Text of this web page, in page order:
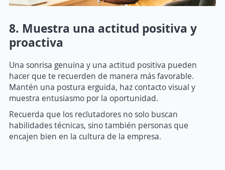
8. Muestra una actitud positiva y
proactiva
Una sonrisa genuina y una actitud positiva pueden
hacer que te recuerden de manera más favorable.
Mantén una postura erguida, haz contacto visual y
muestra entusiasmo por la oportunidad.
Recuerda que los reclutadores no solo buscan
habilidades técnicas, sino también personas que
encajen bien en la cultura de la empresa.